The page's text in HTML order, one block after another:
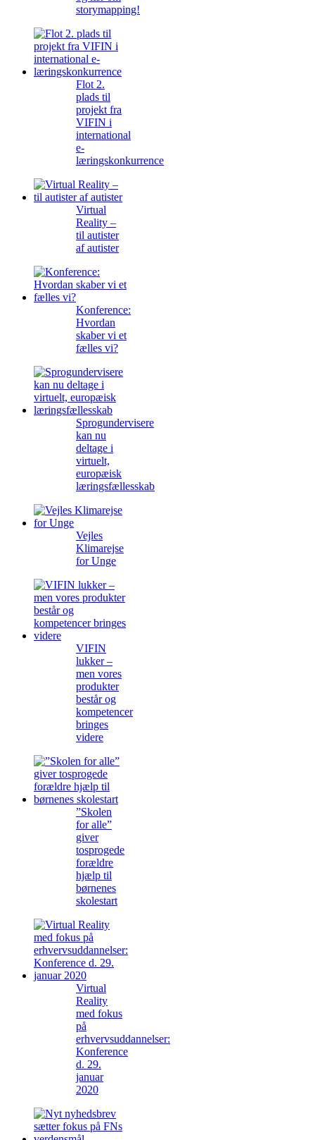
storymapping!
Flot 2.
plads til
projekt fra
VIFIN i
international
e-
læringskonkurrence
Virtual
Reality –
til autister
af autister
Konference:
Hvordan
skaber vi et
fælles vi?
Sprogundervisere
kan nu
deltage i
virtuelt,
europæisk
læringsfællesskab
Vejles
Klimarejse
for Unge
VIFIN
lukker –
men vores
produkter
består og
kompetencer
bringes
videre
”Skolen
for alle”
giver
tosprogede
forældre
hjælp til
børnenes
skolestart
Virtual
Reality
med fokus
på
erhvervsuddannelser:
Konference
d. 29.
januar
2020